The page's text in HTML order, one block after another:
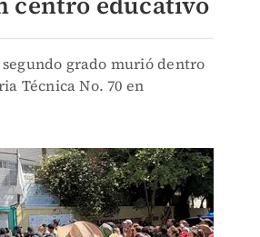
grado murió dentro
Técnica No. 70 en